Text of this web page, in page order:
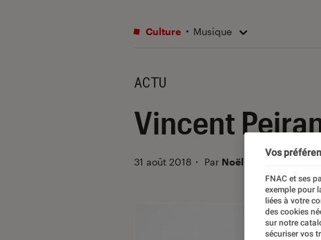
Culture Musique
ACTU
Vincent
31 août 2018 ・ Par Noëlle
Vos
FNAC et ses
exemple pour
liées à votre
des cookies
sur notre
sécuriser vos